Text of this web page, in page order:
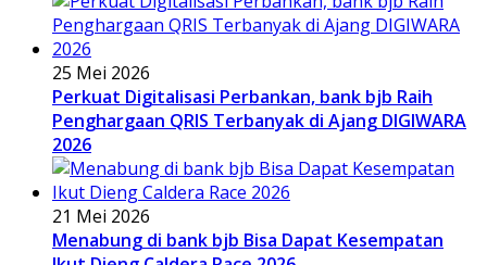
25 Mei 2026
Perkuat Digitalisasi Perbankan, bank bjb Raih
Penghargaan QRIS Terbanyak di Ajang DIGIWARA
2026
21 Mei 2026
Menabung di bank bjb Bisa Dapat Kesempatan